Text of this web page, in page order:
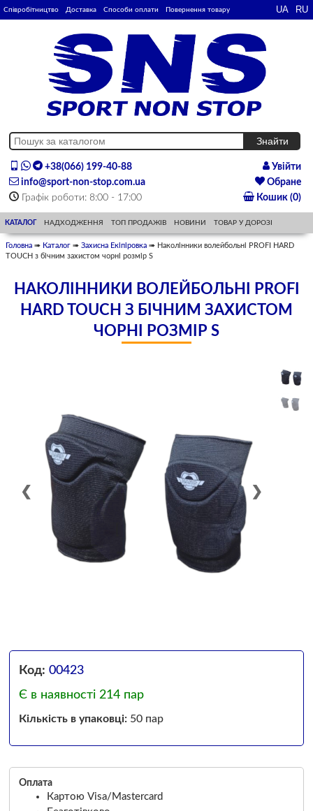
Співробітництво Доставка Способи оплати Повернення товару
+38(066) 199-40-88
info@sport-non-stop.com.ua
Графік роботи: 8:00 - 17:00
Увійти
Обране
Кошик (0)
КАТАЛОГ НАДХОДЖЕННЯ ТОП ПРОДАЖІВ НОВИНИ ТОВАР У ДОРОЗІ
Головна ➠ Каталог ➠ Захисна Екіпіровка ➠ Наколінники волейбольні PROFI HARD
TOUCH з бічним захистом чорні розмір S
НАКОЛІННИКИ ВОЛЕЙБОЛЬНІ PROFI
HARD TOUCH З БІЧНИМ ЗАХИСТОМ
ЧОРНІ РОЗМІР S
❮ ❯
Код: 00423
Є в наявності 214 пар
Кількість в упаковці:50 пар
Оплата
Картою Visa/Mastercard